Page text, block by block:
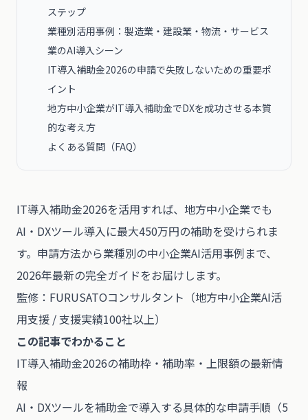
ステップ
業種別活用事例：製造業・建設業・物流・サービス
業のAI導入シーン
IT導入補助金2026の申請で失敗しないための重要ポ
イント
地方中小企業がIT導入補助金でDXを成功させる本質
的な考え方
よくある質問（FAQ）
IT導入補助金2026を活用すれば、地方中小企業でも
AI・DXツール導入に最大450万円の補助を受けられま
す。申請方法から業種別の中小企業AI活用事例まで、
2026年最新の完全ガイドをお届けします。
監修： FURUSATOコンサルタント （地方中小企業AI活
用支援 / 支援実績100社以上）
この記事でわかること
IT導入補助金2026の補助枠・補助率・上限額の最新情
報
AI・DXツールを補助金で導入する具体的な申請手順（5